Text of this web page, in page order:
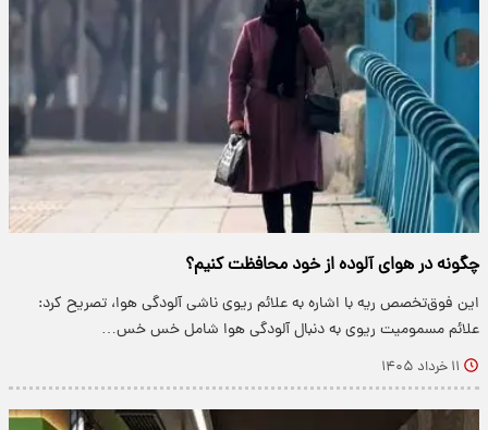
چگونه در هوای آلوده از خود محافظت کنیم؟
این فوق‌تخصص ریه با اشاره به علائم ریوی ناشی آلودگی هوا، تصریح کرد:
علائم مسمومیت ریوی به دنبال آلودگی هوا شامل خس خس…
۱۱ خرداد ۱۴۰۵